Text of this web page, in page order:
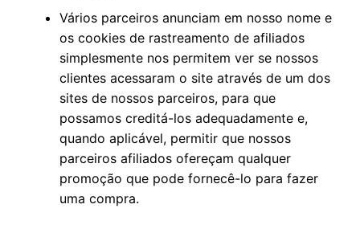
Vários parceiros anunciam em nosso nome e
os cookies de rastreamento de afiliados
simplesmente nos permitem ver se nossos
clientes acessaram o site através de um dos
sites de nossos parceiros, para que
possamos creditá-los adequadamente e,
quando aplicável, permitir que nossos
parceiros afiliados ofereçam qualquer
promoção que pode fornecê-lo para fazer
uma compra.